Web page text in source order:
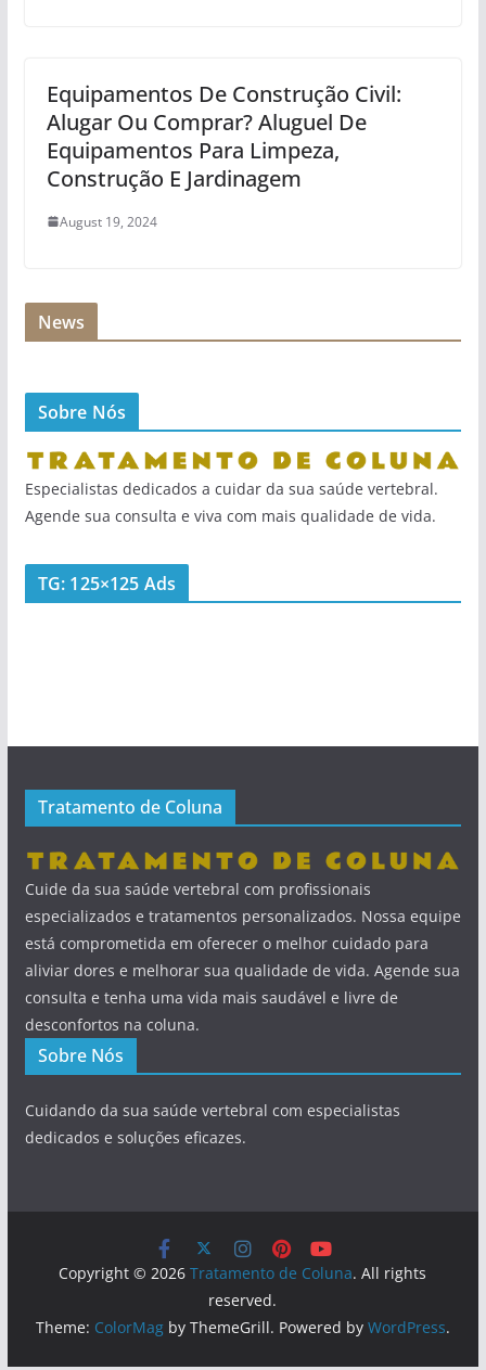
Equipamentos De Construção Civil:
Alugar Ou Comprar? Aluguel De
Equipamentos Para Limpeza,
Construção E Jardinagem
August 19, 2024
News
Sobre Nós
Especialistas dedicados a cuidar da sua saúde vertebral.
Agende sua consulta e viva com mais qualidade de vida.
TG: 125×125 Ads
Tratamento de Coluna
Cuide da sua saúde vertebral com profissionais
especializados e tratamentos personalizados. Nossa equipe
está comprometida em oferecer o melhor cuidado para
aliviar dores e melhorar sua qualidade de vida. Agende sua
consulta e tenha uma vida mais saudável e livre de
desconfortos na coluna.
Sobre Nós
Cuidando da sua saúde vertebral com especialistas
dedicados e soluções eficazes.
Copyright © 2026Tratamento de Coluna. All rights
reserved.
Theme: ColorMagby ThemeGrill. Powered by WordPress.